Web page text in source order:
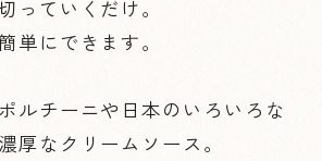
っていくだけ。
単にできます。
ルチーニや日本のいろいろな
厚なクリームソース。